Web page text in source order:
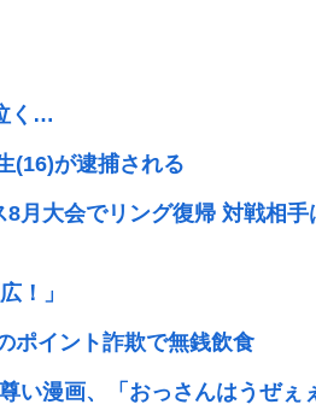
く…
(16)が逮捕される
8月大会でリング復帰 対戦相
！」
ポイント詐欺で無銭飲食
い漫画、「おっさんはうぜぇ